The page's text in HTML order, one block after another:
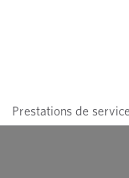
Prestations de service